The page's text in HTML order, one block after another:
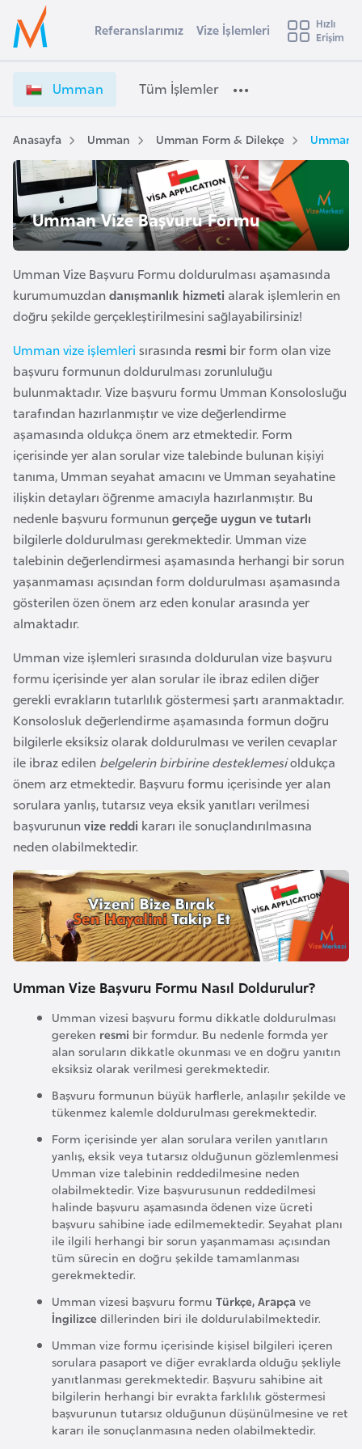
Ülke Seçimi
Başvuru yapmak istediğiniz ülkeyi seçin
Üye
Girişi
m
a
n
V
z
e
İ
ş
l
e
m
l
r
i
e
i
Referanslarımız Vize İşlemleri
Hızlı
Erişim
Umman Tüm İşlemler
Anasayfa Umman Umman Form & Dilekçe Umman
Umman Vize Başvuru Formu
Umman Vize Başvuru Formu doldurulması aşamasında
kurumumuzdandanışmanlık hizmeti alarak işlemlerin en
doğru şekilde gerçekleştirilmesini sağlayabilirsiniz!
Umman vize işlemleri sırasında resmi bir form olan vize
başvuru formunun doldurulması zorunluluğu
bulunmaktadır. Vize başvuru formu Umman Konsolosluğu
tarafından hazırlanmıştır ve vize değerlendirme
aşamasında oldukça önem arz etmektedir. Form
içerisinde yer alan sorular vize talebinde bulunan kişiyi
tanıma, Umman seyahat amacını ve Umman seyahatine
ilişkin detayları öğrenme amacıyla hazırlanmıştır. Bu
nedenle başvuru formunungerçeğe uygun ve tutarlı
bilgilerle doldurulması gerekmektedir. Umman vize
talebinin değerlendirmesi aşamasında herhangi bir sorun
yaşanmaması açısından form doldurulması aşamasında
gösterilen özen önem arz eden konular arasında yer
almaktadır.
Umman vize işlemleri sırasında doldurulan vize başvuru
formu içerisinde yer alan sorular ile ibraz edilen diğer
gerekli evrakların tutarlılık göstermesi şartı aranmaktadır.
Konsolosluk değerlendirme aşamasında formun doğru
bilgilerle eksiksiz olarak doldurulması ve verilen cevaplar
ile ibraz edilen belgelerin birbirine desteklemesioldukça
önem arz etmektedir. Başvuru formu içerisinde yer alan
sorulara yanlış, tutarsız veya eksik yanıtları verilmesi
başvurununvize reddi kararı ile sonuçlandırılmasına
neden olabilmektedir.
Umman Vize Başvuru Formu Nasıl Doldurulur?
Umman vizesi başvuru formu dikkatle doldurulması
gereken resmi bir formdur. Bu nedenle formda yer
alan soruların dikkatle okunması ve en doğru yanıtın
eksiksiz olarak verilmesi gerekmektedir.
Başvuru formunun büyük harflerle, anlaşılır şekilde ve
tükenmez kalemle doldurulması gerekmektedir.
Form içerisinde yer alan sorulara verilen yanıtların
yanlış, eksik veya tutarsız olduğunun gözlemlenmesi
Umman vize talebinin reddedilmesine neden
olabilmektedir. Vize başvurusunun reddedilmesi
halinde başvuru aşamasında ödenen vize ücreti
başvuru sahibine iade edilmemektedir. Seyahat planı
ile ilgili herhangi bir sorun yaşanmaması açısından
tüm sürecin en doğru şekilde tamamlanması
gerekmektedir.
Umman vizesi başvuru formu Türkçe,Arapçave
İngilizce dillerinden biri ile doldurulabilmektedir.
Umman vize formu içerisinde kişisel bilgileri içeren
sorulara pasaport ve diğer evraklarda olduğu şekliyle
yanıtlanması gerekmektedir. Başvuru sahibine ait
bilgilerin herhangi bir evrakta farklılık göstermesi
başvurunun tutarsız olduğunun düşünülmesine ve ret
kararı ile sonuçlanmasına neden olabilmektedir.
s
t
r
a
A
v
u
t
u
r
y
a
A
z
e
r
b
a
y
c
a
n
B
a
h
r
e
y
n
B
a
n
g
l
a
d
ş